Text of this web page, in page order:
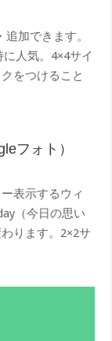
加できます。
人気。4×4サイ
をつけること
フォト）
表示するウィ
（今日の思い
ります。2×2サ